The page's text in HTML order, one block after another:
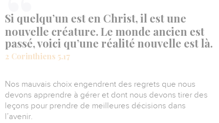
Si quelqu’un est en Christ, il est une
nouvelle créature. Le monde ancien est
passé, voici qu’une réalité nouvelle est là.
2 Corinthiens 5.17
Nos mauvais choix engendrent des regrets que nous
devons apprendre à gérer et dont nous devons tirer des
leçons pour prendre de meilleures décisions dans
l’avenir.